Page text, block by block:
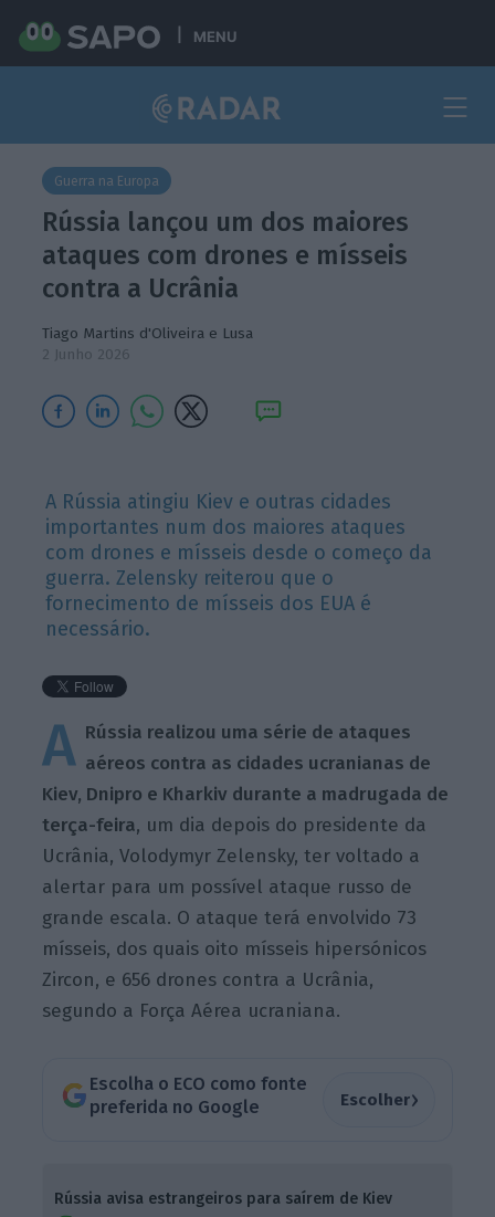
MENU
Guerra na Europa
Rússia lançou um dos maiores
ataques com drones e mísseis
contra a Ucrânia
Tiago Martins d'Oliveira e Lusa
2 Junho 2026
A Rússia atingiu Kiev e outras cidades
importantes num dos maiores ataques
com drones e mísseis desde o começo da
guerra. Zelensky reiterou que o
fornecimento de mísseis dos EUA é
necessário.
A Rússia realizou uma série de ataques
aéreos contra as cidades ucranianas de
Kiev, Dnipro e Kharkiv durante a madrugada de
terça-feira, um dia depois do presidente da
Ucrânia, Volodymyr Zelensky, ter voltado a
alertar para um possível ataque russo de
grande escala. O ataque terá envolvido 73
mísseis, dos quais oito mísseis hipersónicos
Zircon, e 656 drones contra a Ucrânia,
segundo a Força Aérea ucraniana.
Escolha o ECO como fonte
preferida no Google
Escolher›
Rússia avisa estrangeiros para saírem de Kiev